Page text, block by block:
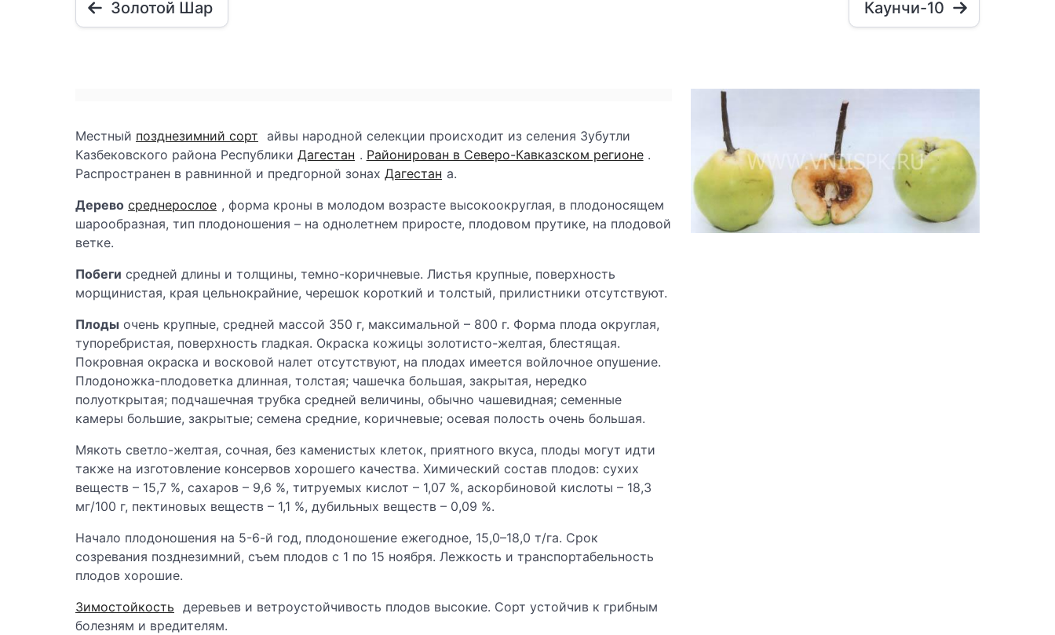
Золотой Шар Каунчи-10
Местный позднезимний сорт айвы народной селекции происходит из селения Зубутли
Казбековского района Республики Дагестан . Районирован в Северо-Кавказском регионе .
Распространен в равнинной и предгорной зонах Дагестан а.
Дерево среднерослое , форма кроны в молодом возрасте высокоокруглая, в плодоносящем
шарообразная, тип плодоношения – на однолетнем приросте, плодовом прутике, на плодовой
ветке.
Побеги средней длины и толщины, темно-коричневые. Листья крупные, поверхность
морщинистая, края цельнокрайние, черешок короткий и толстый, прилистники отсутствуют.
Плоды очень крупные, средней массой 350 г, максимальной – 800 г. Форма плода округлая,
тупоребристая, поверхность гладкая. Окраска кожицы золотисто-желтая, блестящая.
Покровная окраска и восковой налет отсутствуют, на плодах имеется войлочное опушение.
Плодоножка-плодоветка длинная, толстая; чашечка большая, закрытая, нередко
полуоткрытая; подчашечная трубка средней величины, обычно чашевидная; семенные
камеры большие, закрытые; семена средние, коричневые; осевая полость очень большая.
Мякоть светло-желтая, сочная, без каменистых клеток, приятного вкуса, плоды могут идти
также на изготовление консервов хорошего качества. Химический состав плодов: сухих
веществ – 15,7 %, сахаров – 9,6 %, титруемых кислот – 1,07 %, аскорбиновой кислоты – 18,3
мг/100 г, пектиновых веществ – 1,1 %, дубильных веществ – 0,09 %.
Начало плодоношения на 5-6-й год, плодоношение ежегодное, 15,0–18,0 т/га. Срок
созревания позднезимний, съем плодов с 1 по 15 ноября. Лежкость и транспортабельность
плодов хорошие.
Зимостойкость деревьев и ветроустойчивость плодов высокие. Сорт устойчив к грибным
болезням и вредителям.